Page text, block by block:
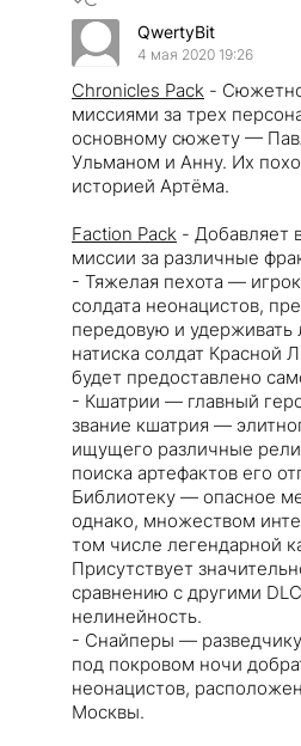
QwertyBit
4 мая 2020 19:26
Chronicles Pack -
миссиями за трех
основному сюжету —
Ульманом и Анну. Их
историей Артёма.
Faction Pack - Добавляет
миссии за различные
- Тяжелая пехота —
солдата неонацистов,
передовую и удерживать
натиска солдат Красной
будет предоставлено
- Кшатрии — главный
звание кшатрия —
ищущего различные
поиска артефактов его
Библиотеку — опасное
однако, множеством
том числе легендарной
Присутствует
сравнению с другими
нелинейность.
- Снайперы —
под покровом ночи
неонацистов,
Москвы.